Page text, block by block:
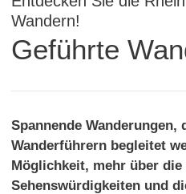
Wandern!
Geführte
Spannende
Wanderführern begleitet
Möglichkeit, mehr über die
Sehenswürdigkeiten und